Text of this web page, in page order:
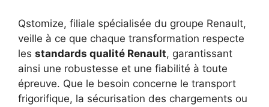
Qstomize, filiale spécialisée du groupe Renault,
veille à ce que chaque transformation respecte
les standards qualité Renault, garantissant
ainsi une robustesse et une fiabilité à toute
épreuve. Que le besoin concerne le transport
frigorifique, la sécurisation des chargements ou